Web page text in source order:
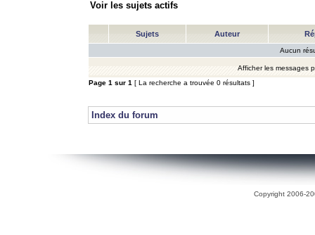
Voir les sujets actifs
Sujets Auteur
Aucun
Afficher les messages
Page 1 sur 1 [ La recherche a trouvée 0 résultats ]
Index du forum
Copyright 2006-